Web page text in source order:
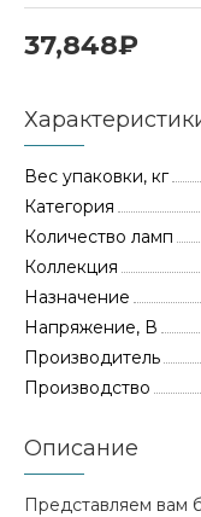
37,848₽
Вес упаковки, кг
Категория
Количество ламп
Коллекция
Назначение
Напряжение, В
Производитель
Производство
Описание
Представляем вам